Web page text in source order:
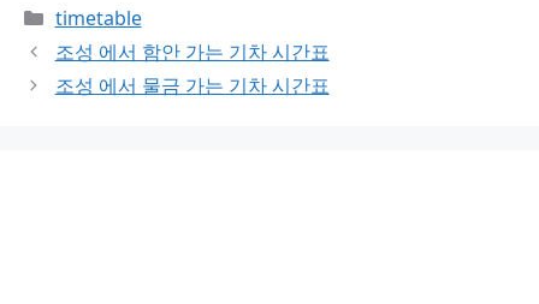
Categories
timetable
조성 에서 함안 가는 기차 시간표
조성 에서 물금 가는 기차 시간표